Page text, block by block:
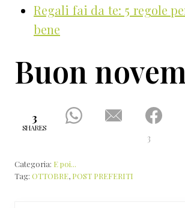
Regali fai da te: 5 regole
bene
Buon
3
SHARES
3
Categoria: E poi...
Tag: OTTOBRE, POST PREFERITI